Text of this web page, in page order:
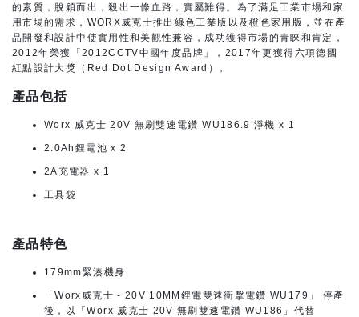
的素質，脫穎而出，殺出一條血路，實屬難得。為了滿足工業市場和家
用市場的需求，WORX威克士推出綠色工業版以及橙色家用版，並在產
品開發和設計中使實用性和美觀性兼容，成功獲得市場的青睞和肯定，
2012年榮獲「2012CCTV中國年度品牌」，2017年更獲得六項德國
紅點設計大獎（Red Dot Design Award）。
產品包括
Worx 威克士 20V 無刷雙速電鑽 WU186.9 淨機 x 1
2.0Ah鋰電池 x 2
2A充電器 x 1
工具袋
產品特色
179mm緊湊機身
「Worx威克士 - 20V 10MM鋰電雙速衝擊電鑽 WU179」 停產
後，以「Worx 威克士 20V 無刷雙速電鑽 WU186」代替